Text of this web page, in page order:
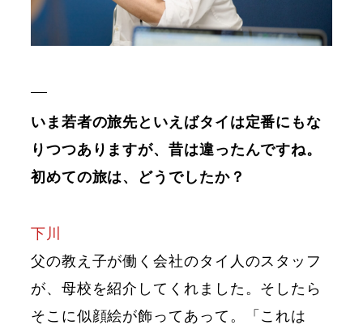
いま若者の旅先といえばタイは定番にもな
りつつありますが、昔は違ったんですね。
初めての旅は、どうでしたか？
下川
父の教え子が働く会社のタイ人のスタッフ
が、母校を紹介してくれました。そしたら
そこに似顔絵が飾ってあって。「これは